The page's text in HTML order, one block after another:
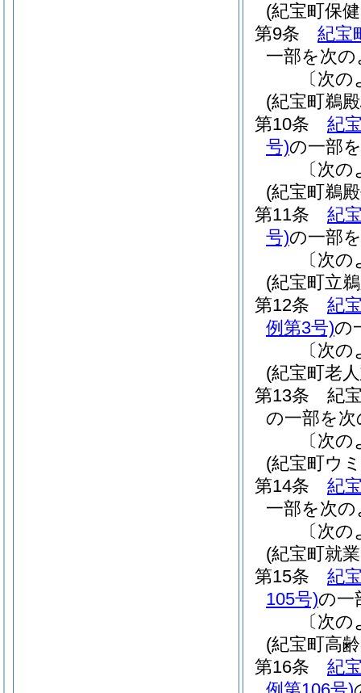
(紀宝町保
第9条
紀宝
一部を次
〔次
(紀宝町鵜
第10条
紀
号)の一部
〔次
(紀宝町鵜
第11条
紀
号)の一部
〔次
(紀宝町立
第12条
紀
例第3号)の
〔次
(紀宝町老
第13条
紀
の一部を
〔次
(紀宝町ウ
第14条
紀
一部を次
〔次
(紀宝町就
第15条
紀
105号)の一
〔次
(紀宝町高
第16条
紀